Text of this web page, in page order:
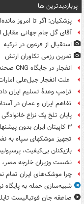
پربازدیدترین ها
پزشکیان: اگر تا امروز
آقای گل جام جهانی مقابل
استقبال از فرعون در ترکیه
تمرین رزمی تکاوران ارتش
انفجار در جایگاه CNG صحنه یک کشته و سه مصدوم برجا گذاشت
علت انفجار جبل‌علی
ترامپ وعدۀ تسلیم ایران
تفاهم ایران و عمان در
پایان تلخ یک نزاع
۳ کاپیتان ایران بدون پیشنهاد بزرگ
تجهیز موشکهای سپاه به
بازیکنان بی‌کیفیت،
نشست وزیران خارجه مصر،
چرا موشک‌های ایران تمام
شبیه‌سازی حمله به پایگاه
صاعقه جان فوتبالیست